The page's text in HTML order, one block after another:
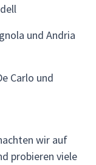
und Andria
Carlo und
wir auf
probieren viele